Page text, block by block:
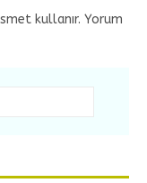
kullanır. Yorum